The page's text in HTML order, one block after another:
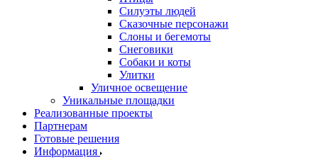
Силуэты людей
Сказочные персонажи
Слоны и бегемоты
Снеговики
Собаки и коты
Улитки
Уличное освещение
Уникальные площадки
Реализованные проекты
Партнерам
Готовые решения
Информация